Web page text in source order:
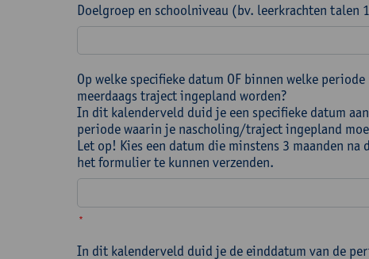
Doelgroep en schoolniveau (bv. leerkrachten talen
Op welke specifieke datum OF binnen welke
meerdaags traject ingepland worden?
In dit kalenderveld duid je een specifieke datum
periode waarin je nascholing/traject ingepland
Let op! Kies een datum die minstens 3 maanden na
het formulier te kunnen verzenden.
*
In dit kalenderveld duid je de einddatum van de